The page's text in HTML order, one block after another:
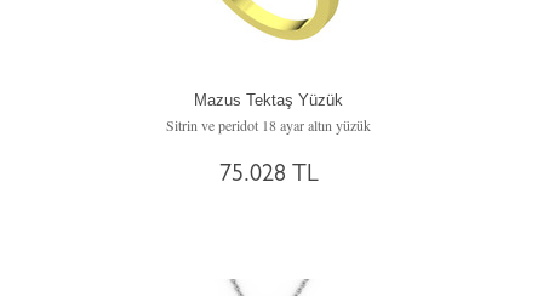
Mazus Tektaş Yüzük
Sitrin ve peridot 18 ayar altın yüzük
75.028 TL